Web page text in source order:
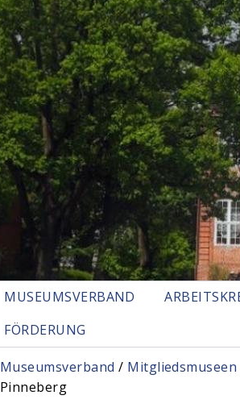
MUSEUMSVERBAND
FÖRDERUNG
Sie sind hier
Museumsverband / Mitgliedsmuseen
Pinneberg